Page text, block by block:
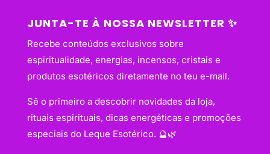
JUNTA-TE À NOSSA NEWSLETTER ✨
Recebe conteúdos exclusivos sobre
espiritualidade, energias, incensos, cristais e
produtos esotéricos diretamente no teu e-mail.
Sê o primeiro a descobrir novidades da loja,
rituais espirituais, dicas energéticas e promoções
especiais do Leque Esotérico. 🔮🌿